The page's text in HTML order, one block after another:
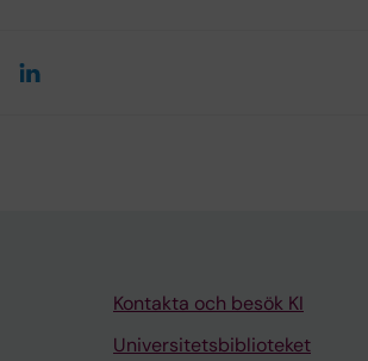
Kontakta och besök KI
Universitetsbiblioteket